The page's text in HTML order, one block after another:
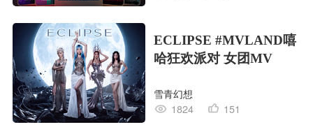
ECLIPSE #MVLAND嘻
哈狂欢派对 女团MV
雪青幻想
1824
151